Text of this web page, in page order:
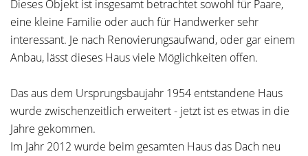
Dieses Objekt ist insgesamt betrachtet sowohl für Paare,
eine kleine Familie oder auch für Handwerker sehr
interessant. Je nach Renovierungsaufwand, oder gar einem
Anbau, lässt dieses Haus viele Möglichkeiten offen.
Das aus dem Ursprungsbaujahr 1954 entstandene Haus
wurde zwischenzeitlich erweitert - jetzt ist es etwas in die
Jahre gekommen.
Im Jahr 2012 wurde beim gesamten Haus das Dach neu